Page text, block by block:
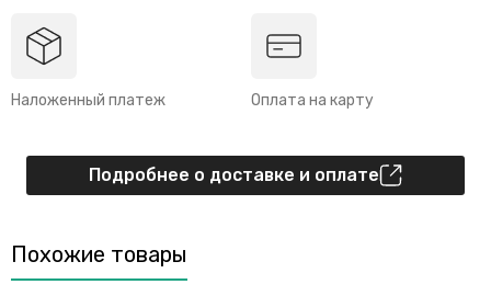
Наложенный платеж Оплата на карту
Подробнее о доставке и оплате
Похожие товары